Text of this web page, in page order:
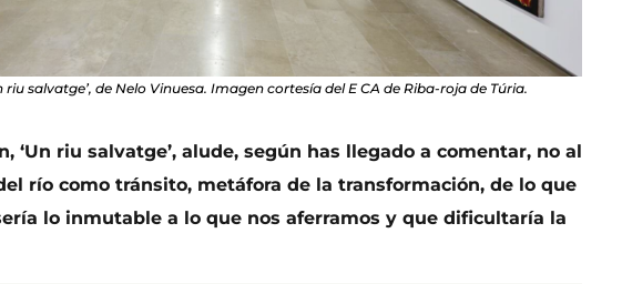
riu salvatge’, de Nelo Vinuesa. Imagen cortesía del E CA de Riba-roja de Túria.
‘Un riu salvatge’, alude, según has llegado a comentar, no al
río como tránsito, metáfora de la transformación, de lo que
lo inmutable a lo que nos aferramos y que dificultaría la